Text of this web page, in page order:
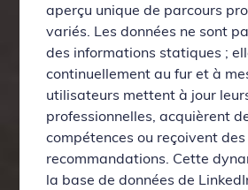
aperçu unique de parcours
variés. Les données ne sont
des informations statiques ;
continuellement au fur et à
utilisateurs mettent à jour
professionnelles, acquièrent
compétences ou reçoivent des
recommandations. Cette
la base de données de